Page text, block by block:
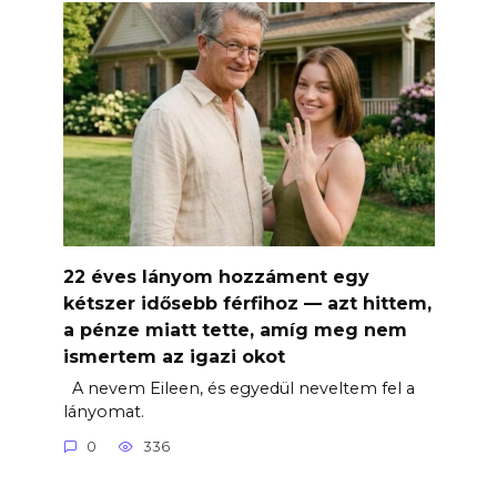
22 éves lányom hozzáment egy
kétszer idősebb férfihoz — azt hittem,
a pénze miatt tette, amíg meg nem
ismertem az igazi okot
A nevem Eileen, és egyedül neveltem fel a
lányomat.
0 336